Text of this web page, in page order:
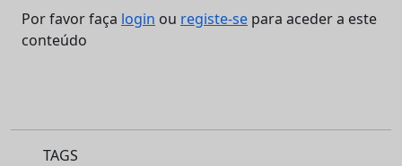
Por favor faça login ou registe-se para aceder a este
conteúdo
TAGS